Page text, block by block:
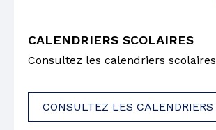
CALENDRIERS SCOLAIRES
Consultez les calendriers scolaires
CONSULTEZ LES CALENDRIERS